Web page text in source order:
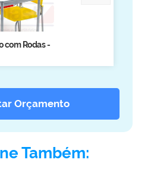
com Rodas -
Orçamento
Também: